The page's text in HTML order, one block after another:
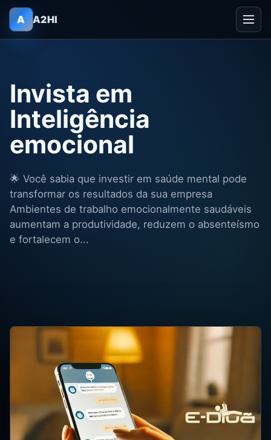
A A2HI
Invista em
Inteligência
emocional
🌟 Você sabia que investir em saúde mental pode
transformar os resultados da sua empresa
Ambientes de trabalho emocionalmente saudáveis
aumentam a produtividade, reduzem o absenteísmo
e fortalecem o...